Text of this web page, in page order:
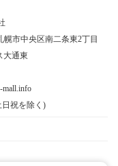
幌市中央区南二条東2丁目
大通東
mall.info
日祝を除く)